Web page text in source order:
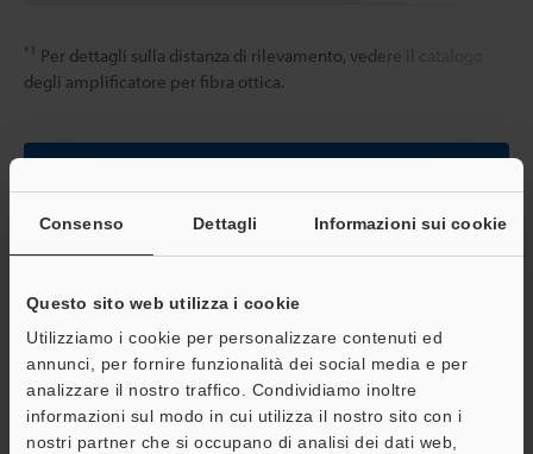
Consenso Dettagli Informazioni sui cookie
Questo sito web utilizza i cookie
Utilizziamo i cookie per personalizzare contenuti ed
annunci, per fornire funzionalità dei social media e per
analizzare il nostro traffico. Condividiamo inoltre
informazioni sul modo in cui utilizza il nostro sito con i
nostri partner che si occupano di analisi dei dati web,
*1 Per dettagli sulla distanza di rilevamento, vedere il catalogo
degli amplificatore per fibra ottica.
Guide tecniche
Scheda tecnica (PDF)